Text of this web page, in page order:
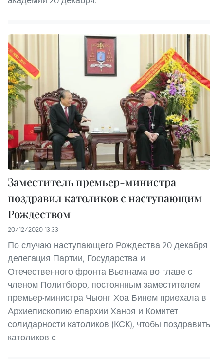
Заместитель премьер-министра
поздравил католиков с наступающим
Рождеством
20/12/2020 13:33
По случаю наступающего Рождества 20 декабря
делегация Партии, Государства и
Отечественного фронта Вьетнама во главе с
членом Политбюро, постоянным заместителем
премьер-министра Чыонг Хоа Бинем приехала в
Архиепископию епархии Ханоя и Комитет
солидарности католиков (КСК), чтобы поздравить
католиков с